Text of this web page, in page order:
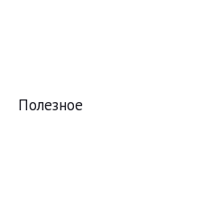
Полезное